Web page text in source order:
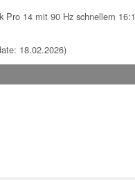
Pro 14 mit 90 Hz schnellem
18.02.2026)